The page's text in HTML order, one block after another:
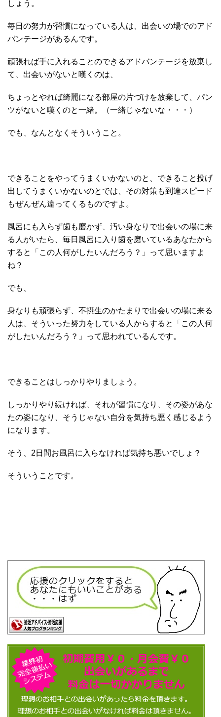
しょう。
毎日の努力が習慣になっている人は、出会いの場でのアド
バンテージがあるんです。
頑張れば手に入れることのできるアドバンテージを放棄し
て、出会いがないと嘆くのは、
ちょっとやれば綺麗になる部屋の片づけを放棄して、パン
ツがないと嘆くのと一緒。（一緒じゃないな・・・）
でも、なんとなくそういうこと。
できることをやってうまくいかないのと、できること投げ
出してうまくいかないのとでは、その対策も到達スピード
もぜんぜん違ってくるものですよ。
風呂にも入らず歯も磨かず、汚い身なりで出会いの場に来
る人がいたら、毎日風呂に入り歯を磨いているあなたから
すると「この人何がしたいんだろう？」って思いますよ
ね？
でも、
身なりも頑張らず、不摂生のかたまりで出会いの場に来る
人は、そういった努力をしている人からすると「この人何
がしたいんだろう？」って思われているんです。
できることはしっかりやりましょう。
しっかりやり続ければ、それが習慣になり、その姿があな
たの姿になり、そうじゃない自分を気持ち悪く感じるよう
になります。
そう、2日間お風呂に入らなければ気持ち悪いでしょ？
そういうことです。